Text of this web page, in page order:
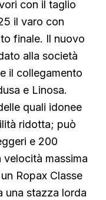
con il taglio
il varo con
finale. Il nuovo
alla società
il collegamento
e Linosa.
quali idonee
ridotta; può
e 200
massima
Ropax Classe
una stazza lorda